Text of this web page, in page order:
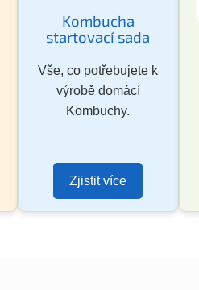
Kombucha
startovací sada
Vše, co potřebujete k
výrobě domácí
Kombuchy.
Zjistit více